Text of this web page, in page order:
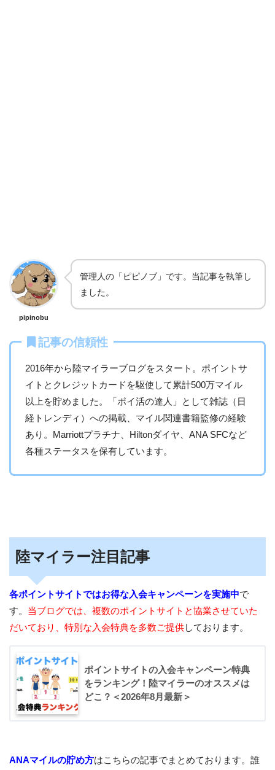
pipinobu
管理人の「ピピノブ」です。当記事を執筆し
ました。
記事の信頼性
2016年から陸マイラーブログをスタート。ポイントサ
イトとクレジットカードを駆使して累計500万マイル
以上を貯めました。「ポイ活の達人」として雑誌（日
経トレンディ）への掲載、マイル関連書籍監修の経験
あり。Marriottプラチナ、Hiltonダイヤ、ANA SFCなど
各種ステータスを保有しています。
陸マイラー注目記事
各ポイントサイトではお得な入会キャンペーンを実施中で
す。 当ブログでは、複数のポイントサイトと協業させていた
だいており、特別な入会特典を多数ご提供しております。
ポイントサイトの入会キャンペーン特典
をランキング！陸マイラーのオススメは
どこ？＜2026年8月最新＞
ANAマイルの貯め方はこちらの記事でまとめております。誰